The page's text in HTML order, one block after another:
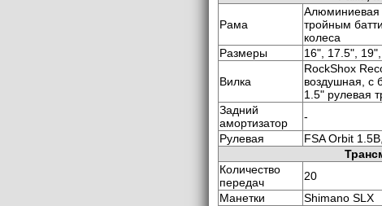
Рама
Алюминиевая
тройным
колеса
Размеры
16", 17.5",
Вилка
RockShox
воздушная, с
1.5" рулевая
Задний
амортизатор
-
Рулевая
FSA Orbit
Количество
передач
20
Манетки
Shimano SLX